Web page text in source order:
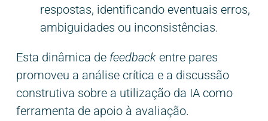
respostas, identificando eventuais erros,
ambiguidades ou inconsistências.
Esta dinâmica de feedback entre pares
promoveu a análise crítica e a discussão
construtiva sobre a utilização da IA como
ferramenta de apoio à avaliação.